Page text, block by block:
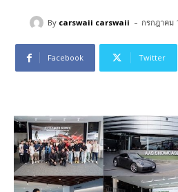
By carswaii carswaii - กรกฎาคม
Facebook Twitter